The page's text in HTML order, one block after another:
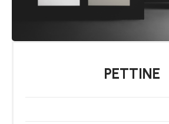
PETTINE